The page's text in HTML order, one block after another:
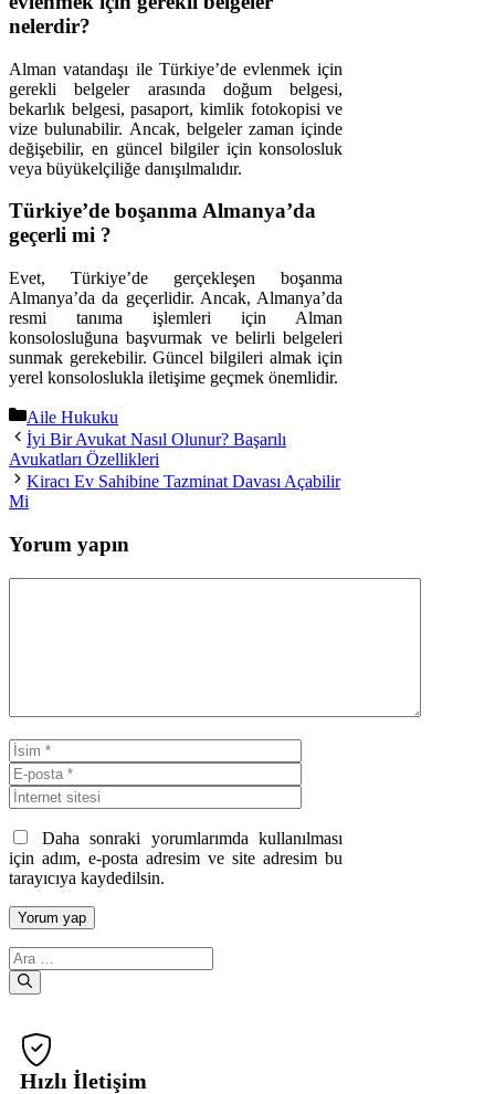
nelerdir?
Alman vatandaşı ile Türkiye’de evlenmek için
gerekli belgeler arasında doğum belgesi,
bekarlık belgesi, pasaport, kimlik fotokopisi ve
vize bulunabilir. Ancak, belgeler zaman içinde
değişebilir, en güncel bilgiler için konsolosluk
veya büyükelçiliğe danışılmalıdır.
Türkiye’de boşanma Almanya’da
geçerli mi ?
Evet, Türkiye’de gerçekleşen boşanma
Almanya’da da geçerlidir. Ancak, Almanya’da
resmi tanıma işlemleri için Alman
konsolosluğuna başvurmak ve belirli belgeleri
sunmak gerekebilir. Güncel bilgileri almak için
yerel konsoloslukla iletişime geçmek önemlidir.
Kategoriler
Aile Hukuku
İyi Bir Avukat Nasıl Olunur? Başarılı
Avukatları Özellikleri
Kiracı Ev Sahibine Tazminat Davası Açabilir
Mi
Yorum yapın
İsim
posta
sitesi
Daha sonraki yorumlarımda kullanılması
için adım, e-posta adresim ve site adresim bu
tarayıcıya kaydedilsin.
için
ara
Hızlı İletişim